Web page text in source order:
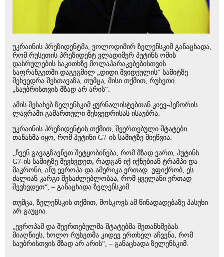
უკრაინის პრეზიდენტმა, ვოლოდიმირ ზელენსკიმ განაცხადა,
რომ რუსეთის პრეზიდენტ ვლადიმერ პუტინს ომის
დასრულების საკითხზე მოლაპარაკებებისთვის
საფრანგეთში დაგეგმილ „დიდი შვიდეულის“ სამიტზე
შეხვედრა შესთავაზა, თუმცა, მისი თქმით, რუსეთი
„საუბრისთვის მზად არ არის“.
ამის შესახებ ზელენსკიმ ჟურნალისტებთან კიევ-პეჩორის
ლავრაში გამართული შეხვედრისას ისაუბრა.
უკრაინის პრეზიდენტის თქმით, შეერთებული შტატები
თანახმა იყო, რომ პუტინი G7-ის სამიტზე მიეწვია.
„ჩვენ გავაგზავნეთ შეტყობინება, რომ მზად ვართ, პუტინს
G7-ის სამიტზე შევხვდეთ, რადგან იქ იქნებიან ტრამპი და
მაკრონი, ანუ ევროპა და ამერიკა ერთად. ვფიქრობ, ეს
ძალიან კარგი შესაძლებლობაა, რომ ყველანი ერთად
შევხვდეთ“, – განაცხადა ზელენსკიმ.
თუმცა, ზელენსკის თქმით, მოსკოვს ამ წინადადებაზე პასუხი
არ გაუცია.
„ევროპამ და შეერთებულმა შტატებმა შეთანხმებას
მიაღწიეს, ხოლო რუსეთმა კიდევ ერთხელ აჩვენა, რომ
საუბრისთვის მზად არ არის“, – განაცხადა ზელენსკიმ.